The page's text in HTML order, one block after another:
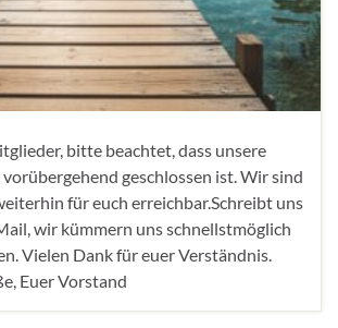
bitte beachtet, dass unsere
geschlossen ist. Wir sind
für euch erreichbar.Schreibt uns
wir kümmern uns schnellstmöglich
Vielen Dank für euer Verständnis.
Euer Vorstand